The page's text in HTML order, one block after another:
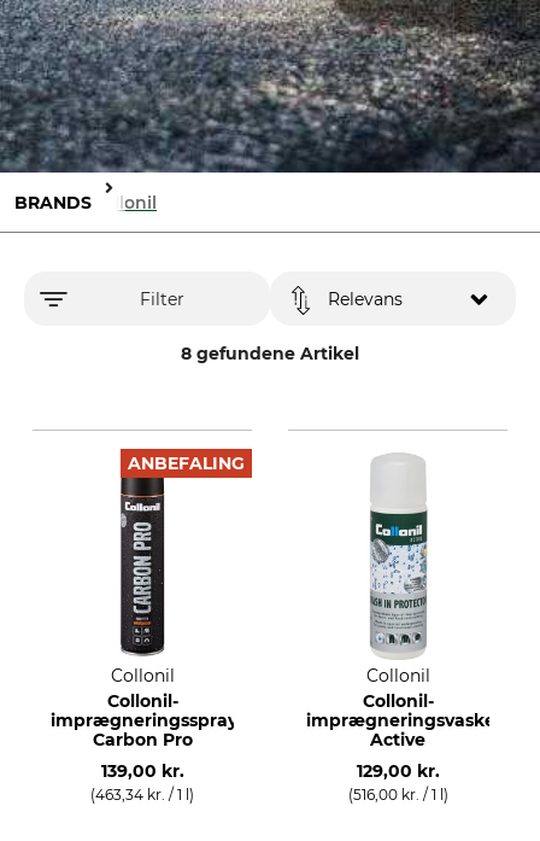
BRANDS Collonil
Filter
8 gefundene Artikel
Relevans
ANBEFALING
Collonil
Collonil-
imprægneringsspray
Carbon Pro
139,00 kr.
(463,34 kr. / 1 l)
Collonil
Collonil-
Active
129,00 kr.
(516,00 kr. / 1 l)